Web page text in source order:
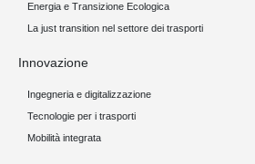
Energia e Transizione Ecologica
La just transition nel settore dei trasporti
Innovazione
Ingegneria e digitalizzazione
Tecnologie per i trasporti
Mobilità integrata